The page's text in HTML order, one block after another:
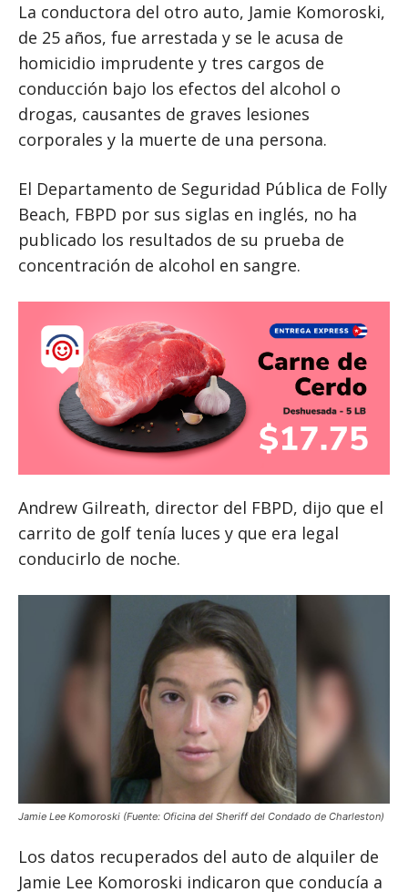
La conductora del otro auto, Jamie Komoroski,
de 25 años, fue arrestada y se le acusa de
homicidio imprudente y tres cargos de
conducción bajo los efectos del alcohol o
drogas, causantes de graves lesiones
corporales y la muerte de una persona.
El Departamento de Seguridad Pública de Folly
Beach, FBPD por sus siglas en inglés, no ha
publicado los resultados de su prueba de
concentración de alcohol en sangre.
Andrew Gilreath, director del FBPD, dijo que el
carrito de golf tenía luces y que era legal
conducirlo de noche.
Jamie Lee Komoroski (Fuente: Oficina del Sheriff del Condado de Charleston)
Los datos recuperados del auto de alquiler de
Jamie Lee Komoroski indicaron que conducía a